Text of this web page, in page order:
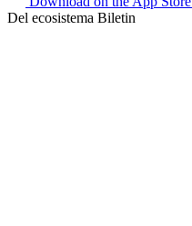
Del ecosistema Biletin